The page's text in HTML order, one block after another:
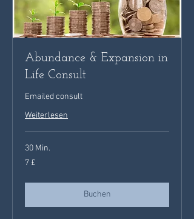
Abundance & Expansion in
Life Consult
Emailed consult
Weiterlesen
30 Min.
7
Britische
7 £
Buchen